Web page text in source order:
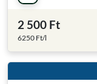
2 500 Ft
6250 Ft/l